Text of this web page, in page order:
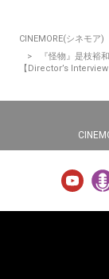
CINEMORE(シネモア)
『怪物』是枝裕
【Director’s Interview